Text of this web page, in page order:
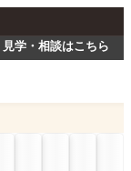
見学・相談はこちら